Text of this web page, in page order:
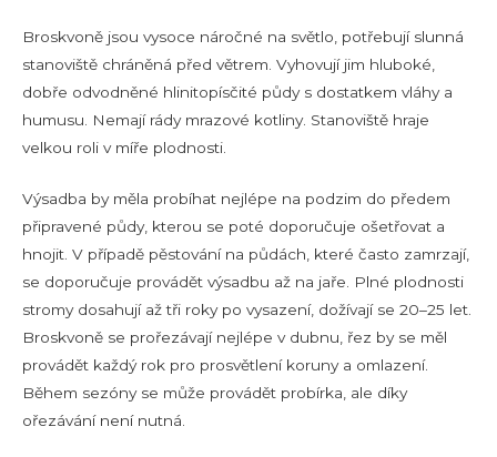
Broskvoně jsou vysoce náročné na světlo, potřebují slunná
stanoviště chráněná před větrem. Vyhovují jim hluboké,
dobře odvodněné hlinitopísčité půdy s dostatkem vláhy a
humusu. Nemají rády mrazové kotliny. Stanoviště hraje
velkou roli v míře plodnosti.
Výsadba by měla probíhat nejlépe na podzim do předem
připravené půdy, kterou se poté doporučuje ošetřovat a
hnojit. V případě pěstování na půdách, které často zamrzají,
se doporučuje provádět výsadbu až na jaře. Plné plodnosti
stromy dosahují až tři roky po vysazení, dožívají se 20–25 let.
Broskvoně se prořezávají nejlépe v dubnu, řez by se měl
provádět každý rok pro prosvětlení koruny a omlazení.
Během sezóny se může provádět probírka, ale díky
ořezávání není nutná.